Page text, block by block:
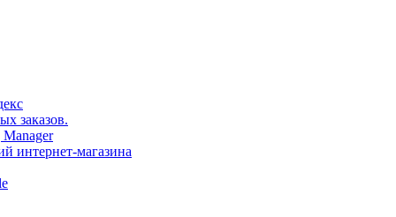
заказов.
интернет-магазина